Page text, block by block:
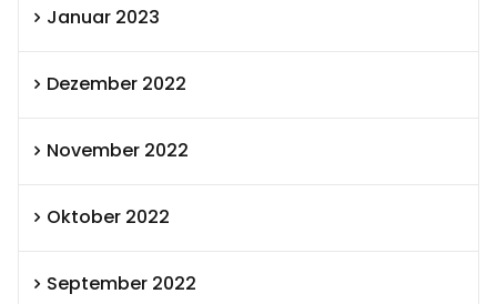
Januar 2023
Dezember 2022
November 2022
Oktober 2022
September 2022